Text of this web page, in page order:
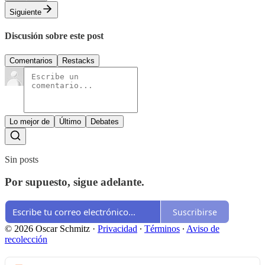
Siguiente
Discusión sobre este post
Comentarios Restacks
Lo mejor de Último Debates
Sin posts
Por supuesto, sigue adelante.
Suscribirse
© 2026 Oscar Schmitz · Privacidad ∙ Términos ∙ Aviso de
recolección